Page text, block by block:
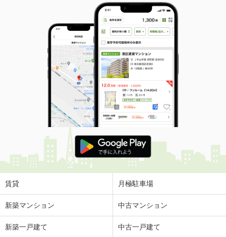
賃貸 月極駐車場
新築マンション 中古マンション
新築一戸建て 中古一戸建て